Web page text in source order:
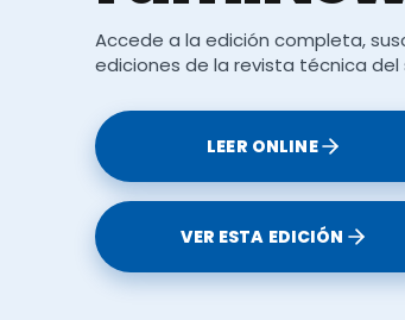
y establecen la política del sector
Accede a la edición completa,
ediciones de la revista técnica
LEER ONLINE
VER ESTA EDICIÓN